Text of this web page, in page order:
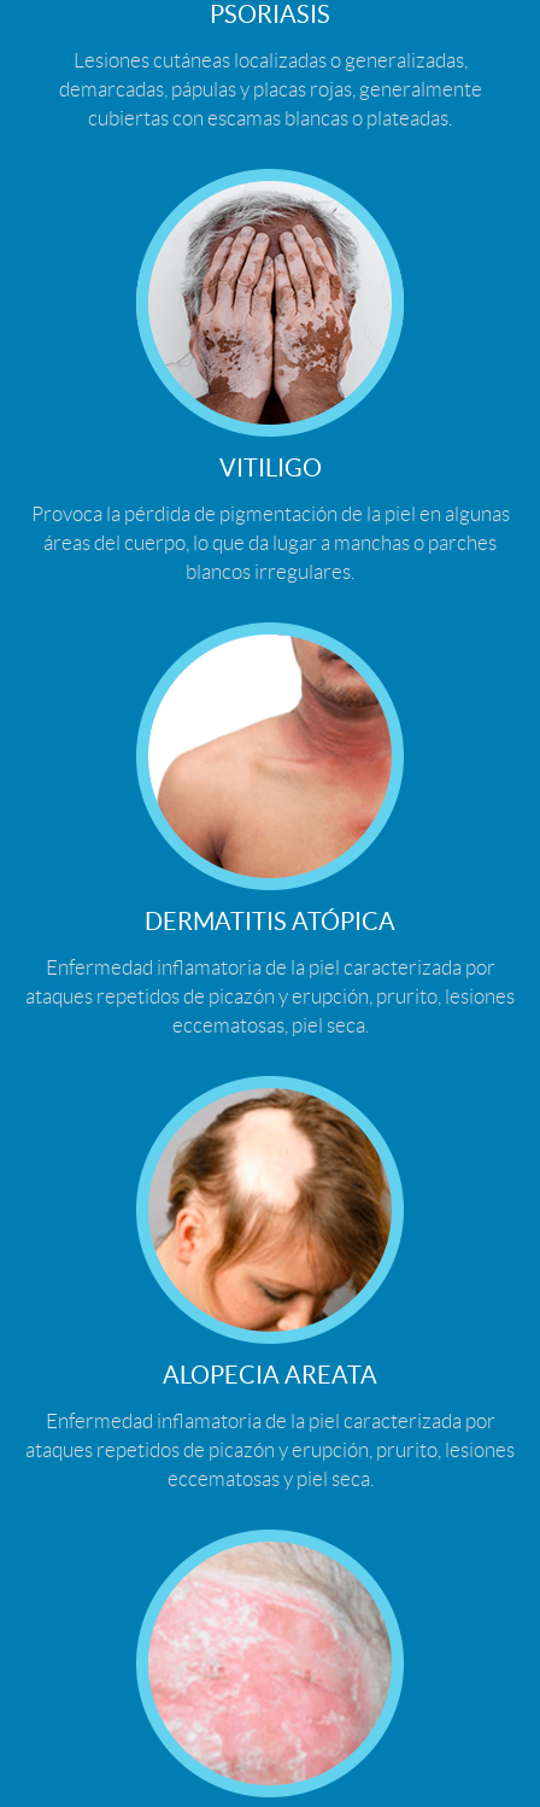
PSORIASIS
Lesiones cutáneas localizadas o generalizadas,
demarcadas, pápulas y placas rojas, generalmente
cubiertas con escamas blancas o plateadas.
VITILIGO
Provoca la pérdida de pigmentación de la piel en algunas
áreas del cuerpo, lo que da lugar a manchas o parches
blancos irregulares.
DERMATITIS ATÓPICA
Enfermedad inflamatoria de la piel caracterizada por
ataques repetidos de picazón y erupción, prurito, lesiones
eccematosas, piel seca.
ALOPECIA AREATA
Enfermedad inflamatoria de la piel caracterizada por
ataques repetidos de picazón y erupción, prurito, lesiones
eccematosas y piel seca.